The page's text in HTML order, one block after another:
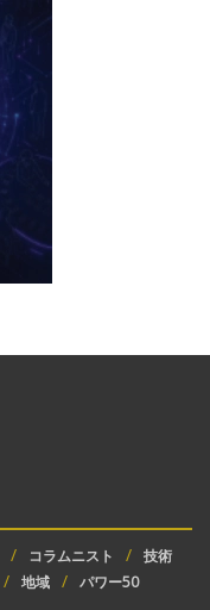
コラムニスト
技術
地域 パワー50